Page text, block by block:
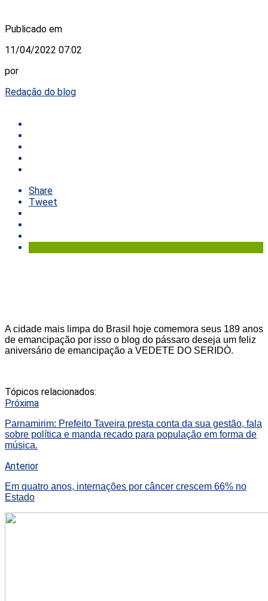
Publicado em
11/04/2022 07:02
por
Redação do blog
Share
Tweet
A cidade mais limpa do Brasil hoje comemora seus 189 anos
de emancipação por isso o blog do pássaro deseja um feliz
aniversário de emancipação a VEDETE DO SERIDÒ.
Tópicos relacionados:
Próxima
Parnamirim: Prefeito Taveira presta conta da sua gestão, fala
sobre política e manda recado para população em forma de
música.
Anterior
Em quatro anos, internações por câncer crescem 66% no
Estado